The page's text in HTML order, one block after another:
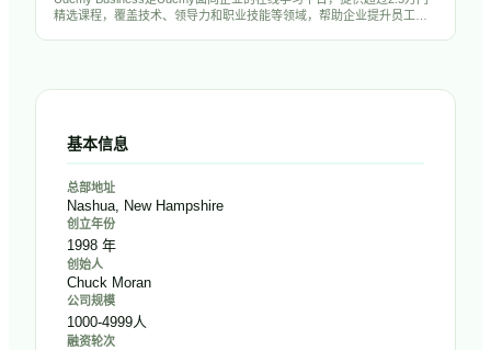
精选课程，覆盖技术、领导力和职业技能等领域，帮助企业提升员工技
基本信息
总部地址
Nashua, New Hampshire
创立年份
1998 年
创始人
Chuck Moran
公司规模
1000-4999人
融资轮次